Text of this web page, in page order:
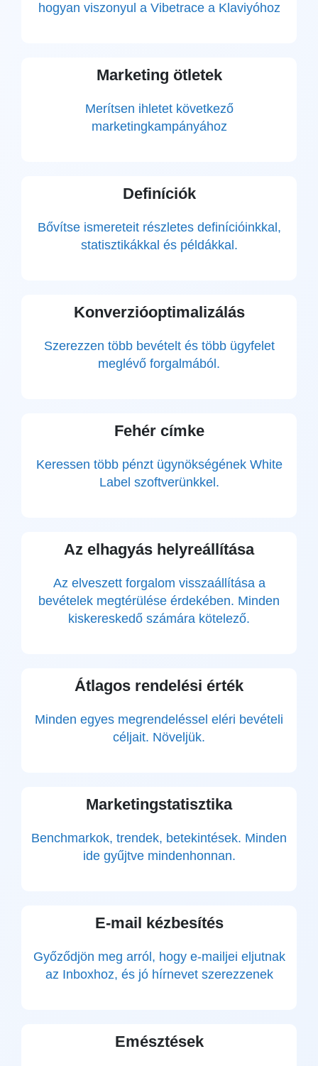
hogyan viszonyul a Vibetrace a Klaviyóhoz
Marketing ötletek
Merítsen ihletet következő
marketingkampányához
Definíciók
Bővítse ismereteit részletes definícióinkkal,
statisztikákkal és példákkal.
Konverzióoptimalizálás
Szerezzen több bevételt és több ügyfelet
meglévő forgalmából.
Fehér címke
Keressen több pénzt ügynökségének White
Label szoftverünkkel.
Az elhagyás helyreállítása
Az elveszett forgalom visszaállítása a
bevételek megtérülése érdekében. Minden
kiskereskedő számára kötelező.
Átlagos rendelési érték
Minden egyes megrendeléssel eléri bevételi
céljait. Növeljük.
Marketingstatisztika
Benchmarkok, trendek, betekintések. Minden
ide gyűjtve mindenhonnan.
E-mail kézbesítés
Győződjön meg arról, hogy e-mailjei eljutnak
az Inboxhoz, és jó hírnevet szerezzenek
Emésztések